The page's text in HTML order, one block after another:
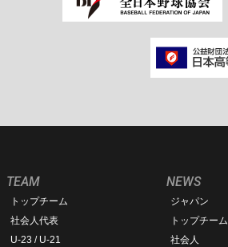
TEAM
トップチーム
社会人代表
U-23 / U-21
NEWS
ジャパン
トップチーム
社会人